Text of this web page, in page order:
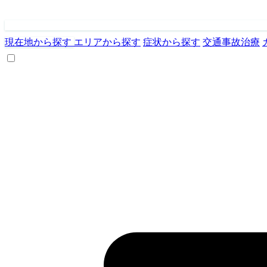
現在地から探す エリアから探す 症状から探す 交通事故治療